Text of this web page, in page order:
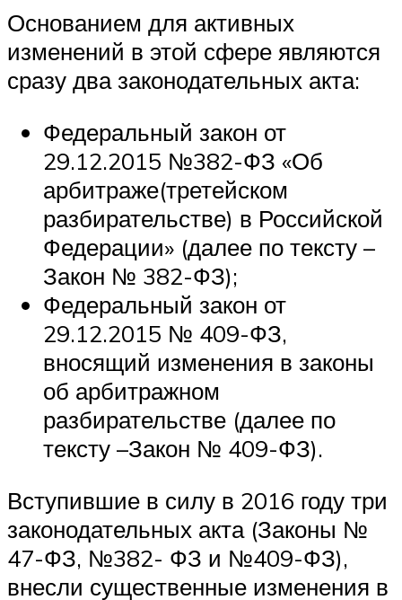
Основанием для активных
изменений в этой сфере являются
сразу два законодательных акта:
Федеральный закон от
29.12.2015 №382-ФЗ «Об
арбитраже(третейском
разбирательстве) в Российской
Федерации» (далее по тексту –
Закон № 382-ФЗ);
Федеральный закон от
29.12.2015 № 409-ФЗ,
вносящий изменения в законы
об арбитражном
разбирательстве (далее по
тексту –Закон № 409-ФЗ).
Вступившие в силу в 2016 году три
законодательных акта (Законы №
47-ФЗ, №382- ФЗ и №409-ФЗ),
внесли существенные изменения в